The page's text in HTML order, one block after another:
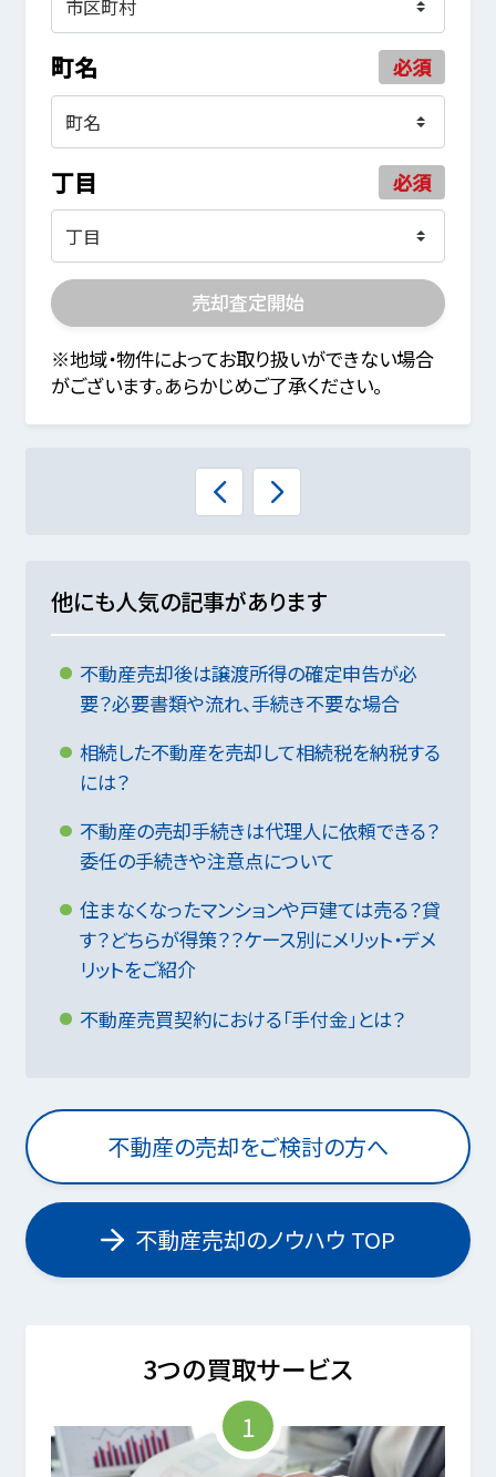
町名 必須
丁目 必須
売却査定開始
※地域・物件によってお取り扱いができない場合
がございます。あらかじめご了承ください。
他にも人気の記事があります
不動産売却後は譲渡所得の確定申告が必
要？必要書類や流れ、手続き不要な場合
相続した不動産を売却して相続税を納税する
には？
不動産の売却手続きは代理人に依頼できる？
委任の手続きや注意点について
住まなくなったマンションや戸建ては売る？貸
す？どちらが得策？？ケース別にメリット・デメ
リットをご紹介
不動産売買契約における「手付金」とは？
不動産の売却をご検討の方へ
不動産売却のノウハウ TOP
3つの買取サービス
1